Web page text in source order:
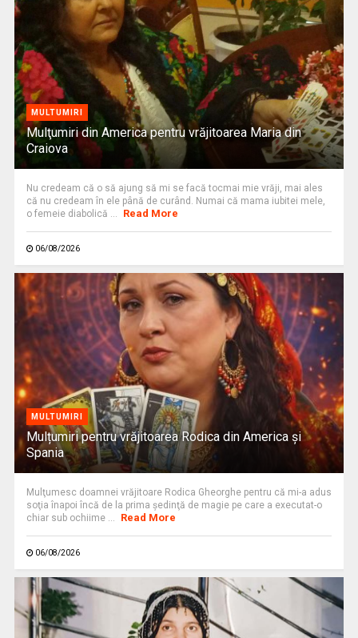
MULTUMIRI
Mulţumiri din America pentru vrăjitoarea Maria din
Craiova
Nu credeam că o să ajung să mi se facă tocmai mie vrăji, mai ales
că nu credeam în ele până de curând. Numai că mama iubitei mele,
o femeie diabolică ...
Read More
06/08/2026
MULTUMIRI
Mulțumiri pentru vrăjitoarea Rodica din America și
Spania
Mulţumesc doamnei vrăjitoare Rodica Gheorghe pentru că mi-a adus
soţia înapoi încă de la prima şedinţă de magie pe care a executat-o
chiar sub ochiime ...
Read More
06/08/2026